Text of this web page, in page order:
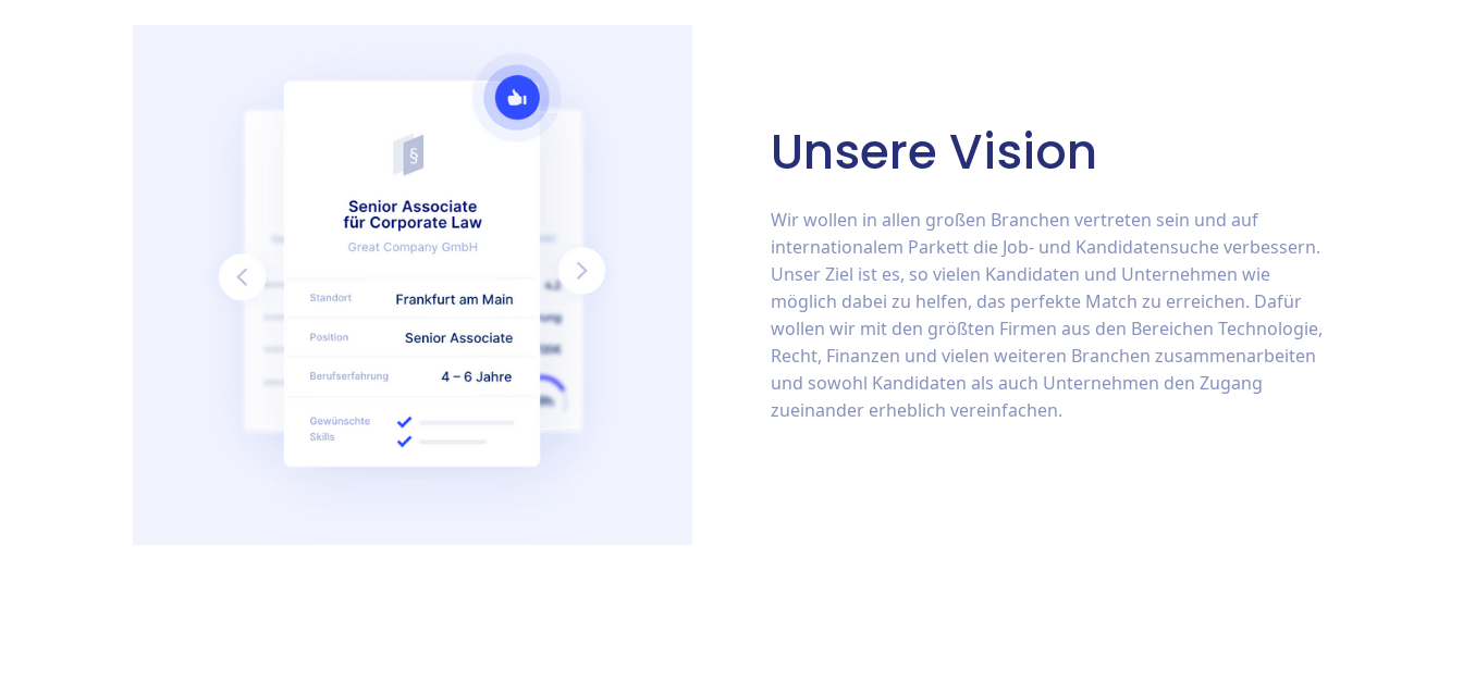
Unsere Vision
Wir wollen in allen großen Branchen vertreten sein und auf
internationalem Parkett die Job- und Kandidatensuche verbessern.
Unser Ziel ist es, so vielen Kandidaten und Unternehmen wie
möglich dabei zu helfen, das perfekte Match zu erreichen. Dafür
wollen wir mit den größten Firmen aus den Bereichen Technologie,
Recht, Finanzen und vielen weiteren Branchen zusammenarbeiten
und sowohl Kandidaten als auch Unternehmen den Zugang
zueinander erheblich vereinfachen.